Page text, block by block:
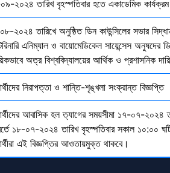
২০২৪ তারিখ বৃহস্পতিবার হতে একাডেমিক
২০২৪ তারিখে অনুষ্ঠিত ডিন কাউন্সিলের সভার
এনিম্যাল ও বায়োমেডিকেল সায়েন্সেস
অত্র বিশ্ববিদ্যালয়ের আর্থিক ও প্রশাসনিক
নিরাপত্তা ও শান্তি-শৃঙ্খলা সংক্রান্ত বিজ্ঞপ্তি
আবাসিক হল ত্যাগের সময়সীমা ১৭-০৭-২০২৪
১৮-০৭-২০২৪ তারিখ বৃহস্পতিবার সকাল ১০:০০
এই বিজ্ঞপ্তির আওতায়মুক্ত থাকবে।